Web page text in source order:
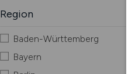
Region
Baden-Württemberg
Bayern